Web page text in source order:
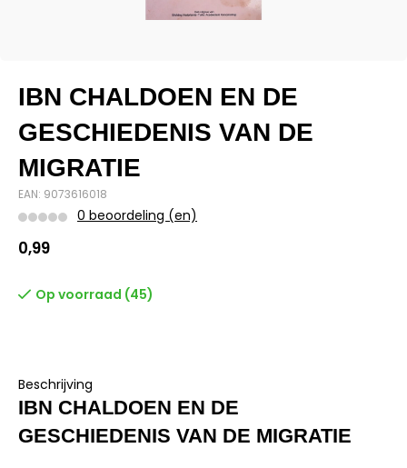
IBN CHALDOEN EN DE
GESCHIEDENIS VAN DE
MIGRATIE
EAN: 9073616018
0 beoordeling (en)
0,99
Op voorraad (45)
Beschrijving
IBN CHALDOEN EN DE
GESCHIEDENIS VAN DE MIGRATIE